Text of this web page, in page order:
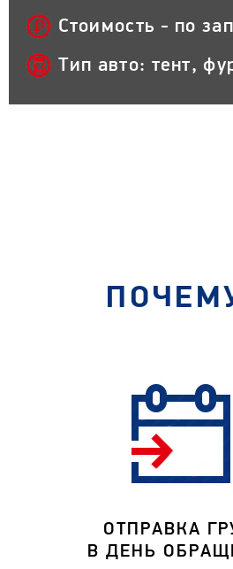
Стоимость - по
Тип авто: тент,
ОТПРАВКА
В ДЕНЬ